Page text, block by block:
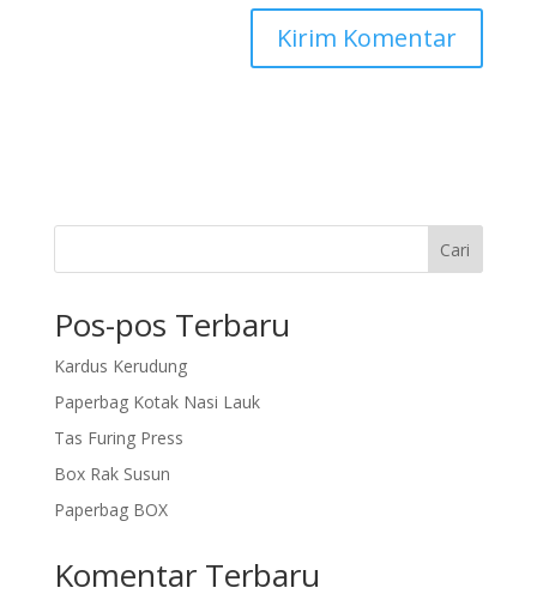
Cari
Pos-pos Terbaru
Kardus Kerudung
Paperbag Kotak Nasi Lauk
Tas Furing Press
Box Rak Susun
Paperbag BOX
Komentar Terbaru